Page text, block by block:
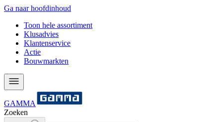
Ga naar hoofdinhoud
Toon hele assortiment
Klusadvies
Klantenservice
Actie
Bouwmarkten
GAMMA
Zoeken